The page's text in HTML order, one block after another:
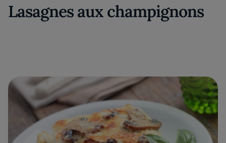
Lasagnes aux champignons